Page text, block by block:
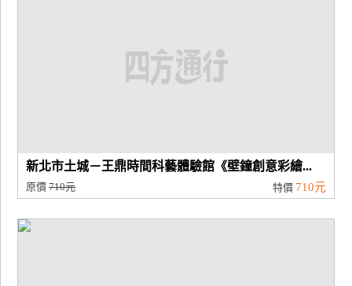
新北市土城－王鼎時間科藝體驗館《壁鐘創意彩繪...
原價710元 特價 710元